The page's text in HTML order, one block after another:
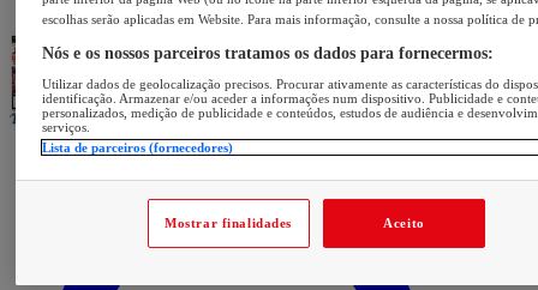
escolhas serão aplicadas em Website. Para mais informação, consulte a nossa política de
Nós e os nossos parceiros tratamos os dados para fornecermos:
Utilizar dados de geolocalização precisos. Procurar ativamente as características do
identificação. Armazenar e/ou aceder a informações num dispositivo. Publicidade e
personalizados, medição de publicidade e conteúdos, estudos de audiência e
serviços.
Lista de parceiros (fornecedores)
Mostrar finalidades Aceito